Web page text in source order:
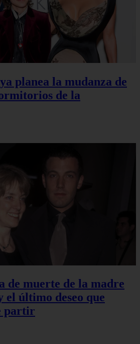
planea la mudanza de
de la
de muerte de la madre
el último deseo que
partir